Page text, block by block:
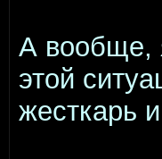
А вообще,
этой
жесткарь